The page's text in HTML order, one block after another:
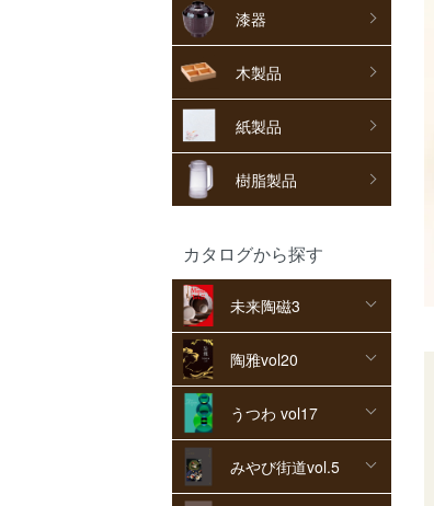
漆器
木製品
紙製品
樹脂製品
カタログから探す
未来陶磁3
陶雅vol20
うつわ vol17
みやび街道vol.5